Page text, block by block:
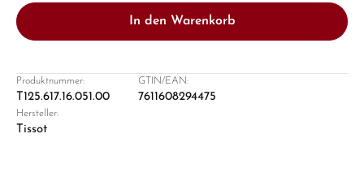
In den Warenkorb
Produktnummer:
T125.617.16.051.00
GTIN/EAN:
7611608294475
Hersteller:
Tissot